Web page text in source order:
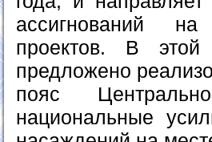
ассигнований на
проектов. В этой
предложено
пояс
национальные